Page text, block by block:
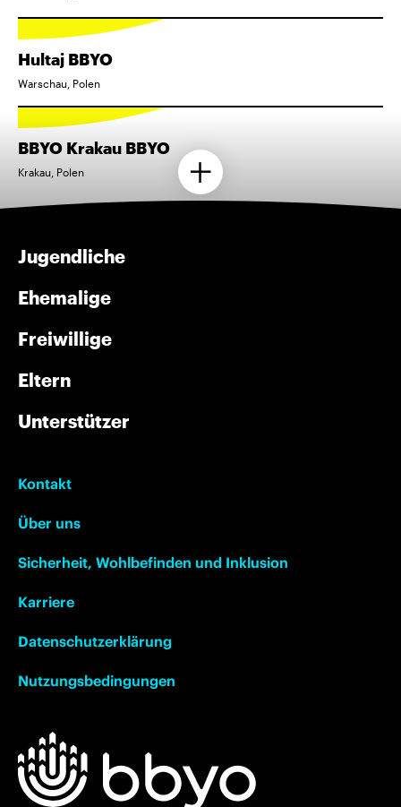
Hultaj BBYO
Warschau, Polen
BBYO Krakau BBYO
Krakau, Polen
Jugendliche
Ehemalige
Freiwillige
Eltern
Unterstützer
Kontakt
Über uns
Sicherheit, Wohlbefinden und Inklusion
Karriere
Datenschutzerklärung
Nutzungsbedingungen